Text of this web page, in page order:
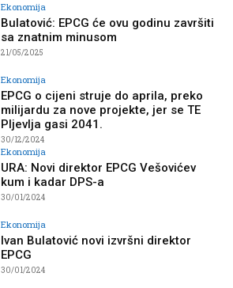
Ekonomija
Bulatović: EPCG će ovu godinu završiti
sa znatnim minusom
21/05/2025
Ekonomija
EPCG o cijeni struje do aprila, preko
milijardu za nove projekte, jer se TE
Pljevlja gasi 2041.
30/12/2024
Ekonomija
URA: Novi direktor EPCG Vešovićev
kum i kadar DPS-a
30/01/2024
Ekonomija
Ivan Bulatović novi izvršni direktor
EPCG
30/01/2024